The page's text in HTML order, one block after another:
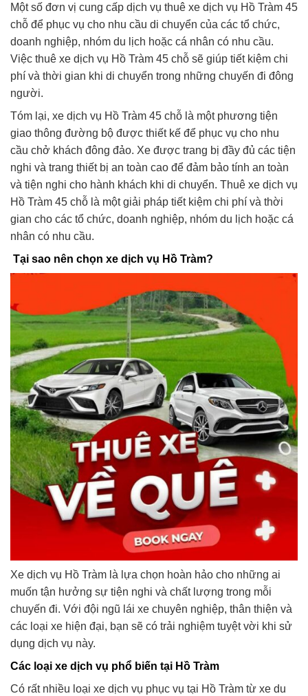
Một số đơn vị cung cấp dịch vụ thuê xe dịch vụ Hồ Tràm 45
chỗ để phục vụ cho nhu cầu di chuyển của các tổ chức,
doanh nghiệp, nhóm du lịch hoặc cá nhân có nhu cầu.
Việc thuê xe dịch vụ Hồ Tràm 45 chỗ sẽ giúp tiết kiệm chi
phí và thời gian khi di chuyển trong những chuyến đi đông
người.
Tóm lại, xe dịch vụ Hồ Tràm 45 chỗ là một phương tiện
giao thông đường bộ được thiết kế để phục vụ cho nhu
cầu chở khách đông đảo. Xe được trang bị đầy đủ các tiện
nghi và trang thiết bị an toàn cao để đảm bảo tính an toàn
và tiện nghi cho hành khách khi di chuyển. Thuê xe dịch vụ
Hồ Tràm 45 chỗ là một giải pháp tiết kiệm chi phí và thời
gian cho các tổ chức, doanh nghiệp, nhóm du lịch hoặc cá
nhân có nhu cầu.
Tại sao nên chọn xe dịch vụ Hồ Tràm?
Xe dịch vụ Hồ Tràm là lựa chọn hoàn hảo cho những ai
muốn tận hưởng sự tiện nghi và chất lượng trong mỗi
chuyến đi. Với đội ngũ lái xe chuyên nghiệp, thân thiện và
các loại xe hiện đại, bạn sẽ có trải nghiệm tuyệt vời khi sử
dụng dịch vụ này.
Các loại xe dịch vụ phổ biến tại Hồ Tràm
Có rất nhiều loại xe dịch vụ phục vụ tại Hồ Tràm từ xe du